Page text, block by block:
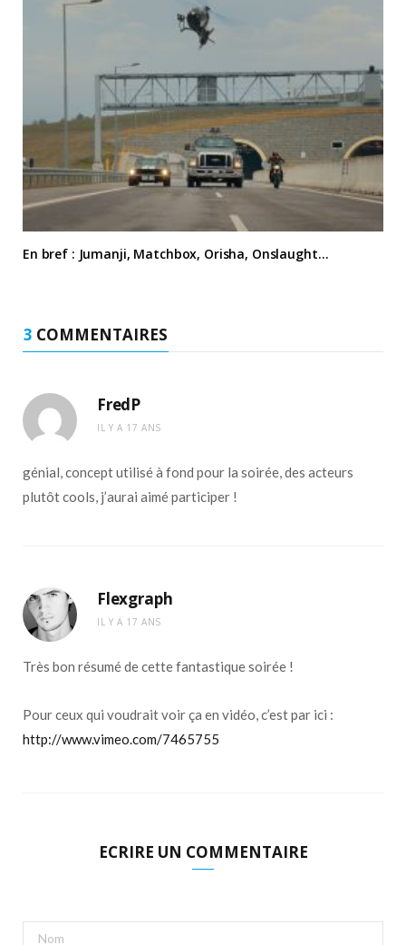
En bref : Jumanji, Matchbox, Orisha, Onslaught…
3 COMMENTAIRES
FredP
IL Y A 17 ANS
génial, concept utilisé à fond pour la soirée, des acteurs
plutôt cools, j’aurai aimé participer !
Flexgraph
IL Y A 17 ANS
Très bon résumé de cette fantastique soirée !
Pour ceux qui voudrait voir ça en vidéo, c’est par ici :
http://www.vimeo.com/7465755
ECRIRE UN COMMENTAIRE